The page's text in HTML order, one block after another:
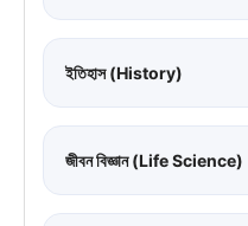
ইতিহাস (History)
জীবন বিজ্ঞান (Life Science)